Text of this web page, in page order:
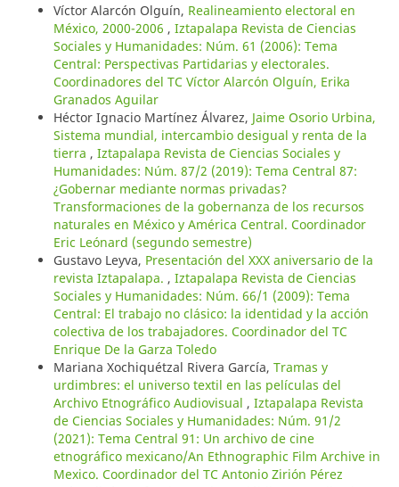
Víctor Alarcón Olguín, Realineamiento electoral en
México, 2000-2006 , Iztapalapa Revista de Ciencias
Sociales y Humanidades: Núm. 61 (2006): Tema
Central: Perspectivas Partidarias y electorales.
Coordinadores del TC Víctor Alarcón Olguín, Erika
Granados Aguilar
Héctor Ignacio Martínez Álvarez, Jaime Osorio Urbina,
Sistema mundial, intercambio desigual y renta de la
tierra , Iztapalapa Revista de Ciencias Sociales y
Humanidades: Núm. 87/2 (2019): Tema Central 87:
¿Gobernar mediante normas privadas?
Transformaciones de la gobernanza de los recursos
naturales en México y América Central. Coordinador
Eric Leónard (segundo semestre)
Gustavo Leyva, Presentación del XXX aniversario de la
revista Iztapalapa. , Iztapalapa Revista de Ciencias
Sociales y Humanidades: Núm. 66/1 (2009): Tema
Central: El trabajo no clásico: la identidad y la acción
colectiva de los trabajadores. Coordinador del TC
Enrique De la Garza Toledo
Mariana Xochiquétzal Rivera García, Tramas y
urdimbres: el universo textil en las películas del
Archivo Etnográfico Audiovisual , Iztapalapa Revista
de Ciencias Sociales y Humanidades: Núm. 91/2
(2021): Tema Central 91: Un archivo de cine
etnográfico mexicano/An Ethnographic Film Archive in
Mexico. Coordinador del TC Antonio Zirión Pérez